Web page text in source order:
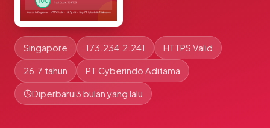
Singapore 173.234.2.241 HTTPS Valid
26.7 tahun PT Cyberindo Aditama
Diperbarui3 bulan yang lalu